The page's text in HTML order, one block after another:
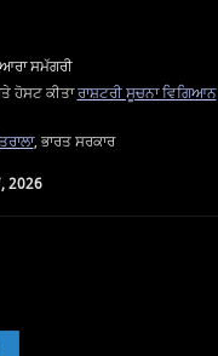
ਸਮੱਗਰੀ
ਹੋਸਟ ਕੀਤਾਰਾਸ਼ਟਰੀ ਸੂਚਨਾ ਵਿਗਿਆਨ
, ਭਾਰਤ ਸਰਕਾਰ
2026